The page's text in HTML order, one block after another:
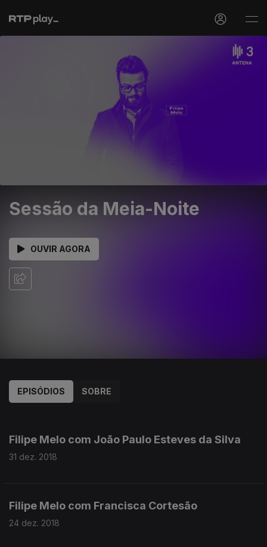
Sessão da Meia-Noite
OUVIR AGORA
EPISÓDIOS SOBRE
Filipe Melo com João Paulo Esteves da Silva
31 dez. 2018
Filipe Melo com Francisca Cortesão
24 dez. 2018